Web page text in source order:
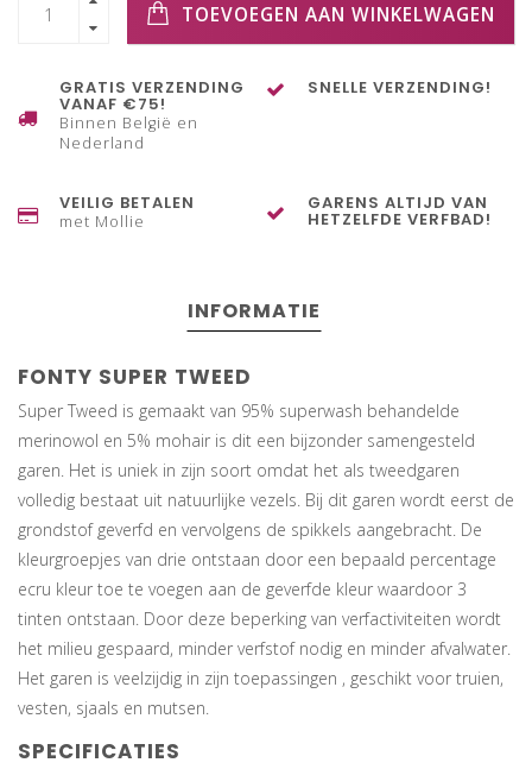
TOEVOEGEN AAN WINKELWAGEN
GRATIS VERZENDING
VANAF €75!
Binnen België en
Nederland
SNELLE VERZENDING!
VEILIG BETALEN
met Mollie
GARENS ALTIJD VAN
HETZELFDE VERFBAD!
INFORMATIE
FONTY SUPER TWEED
Super Tweed is gemaakt van 95% superwash behandelde
merinowol en 5% mohair is dit een bijzonder samengesteld
garen. Het is uniek in zijn soort omdat het als tweedgaren
volledig bestaat uit natuurlijke vezels. Bij dit garen wordt eerst de
grondstof geverfd en vervolgens de spikkels aangebracht. De
kleurgroepjes van drie ontstaan door een bepaald percentage
ecru kleur toe te voegen aan de geverfde kleur waardoor 3
tinten ontstaan. Door deze beperking van verfactiviteiten wordt
het milieu gespaard, minder verfstof nodig en minder afvalwater.
Het garen is veelzijdig in zijn toepassingen , geschikt voor truien,
vesten, sjaals en mutsen.
SPECIFICATIES